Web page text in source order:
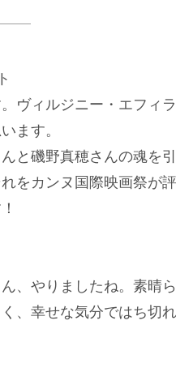
ヴィルジニー・エフィ
ます。
と磯野真穂さんの魂を
をカンヌ国際映画祭が
、やりましたね。素晴
、幸せな気分ではち切